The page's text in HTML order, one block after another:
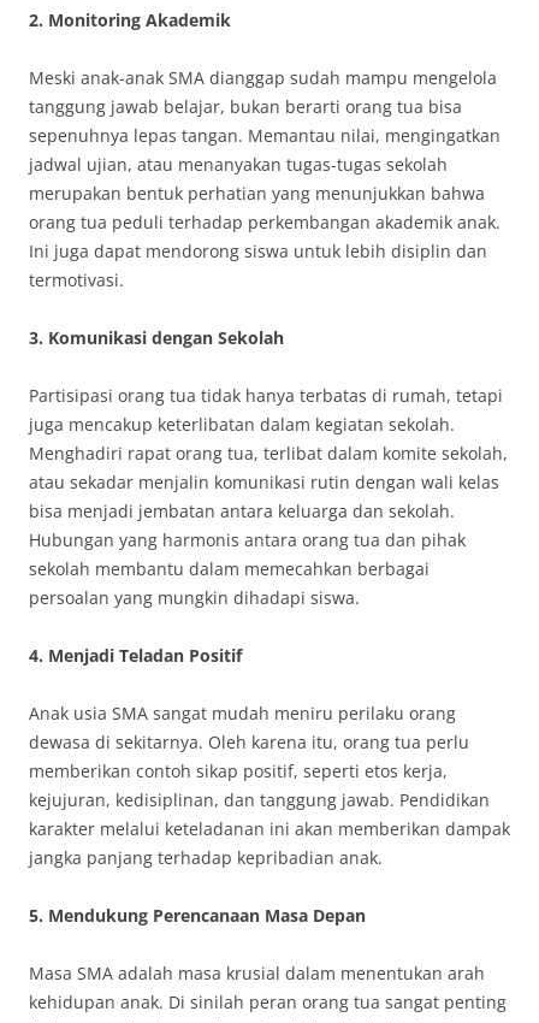
2. Monitoring Akademik
Meski anak-anak SMA dianggap sudah mampu mengelola
tanggung jawab belajar, bukan berarti orang tua bisa
sepenuhnya lepas tangan. Memantau nilai, mengingatkan
jadwal ujian, atau menanyakan tugas-tugas sekolah
merupakan bentuk perhatian yang menunjukkan bahwa
orang tua peduli terhadap perkembangan akademik anak.
Ini juga dapat mendorong siswa untuk lebih disiplin dan
termotivasi.
3. Komunikasi dengan Sekolah
Partisipasi orang tua tidak hanya terbatas di rumah, tetapi
juga mencakup keterlibatan dalam kegiatan sekolah.
Menghadiri rapat orang tua, terlibat dalam komite sekolah,
atau sekadar menjalin komunikasi rutin dengan wali kelas
bisa menjadi jembatan antara keluarga dan sekolah.
Hubungan yang harmonis antara orang tua dan pihak
sekolah membantu dalam memecahkan berbagai
persoalan yang mungkin dihadapi siswa.
4. Menjadi Teladan Positif
Anak usia SMA sangat mudah meniru perilaku orang
dewasa di sekitarnya. Oleh karena itu, orang tua perlu
memberikan contoh sikap positif, seperti etos kerja,
kejujuran, kedisiplinan, dan tanggung jawab. Pendidikan
karakter melalui keteladanan ini akan memberikan dampak
jangka panjang terhadap kepribadian anak.
5. Mendukung Perencanaan Masa Depan
Masa SMA adalah masa krusial dalam menentukan arah
kehidupan anak. Di sinilah peran orang tua sangat penting